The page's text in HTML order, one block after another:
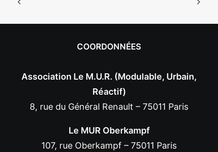
COORDONNÉES
Association Le M.U.R. (Modulable, Urbain,
Réactif)
8, rue du Général Renault – 75011 Paris
Le MUR Oberkampf
107, rue Oberkampf – 75011 Paris